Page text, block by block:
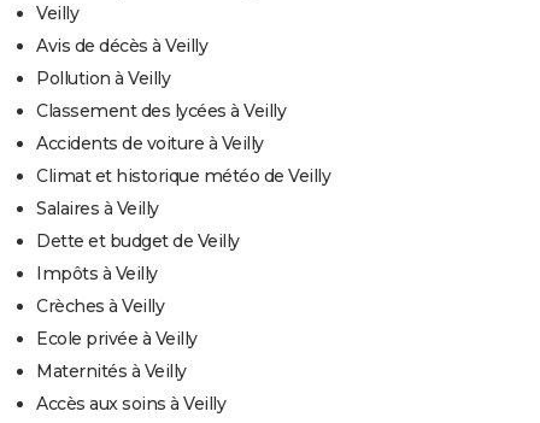
Veilly
Avis de décès à Veilly
Pollution à Veilly
Classement des lycées à Veilly
Accidents de voiture à Veilly
Climat et historique météo de Veilly
Salaires à Veilly
Dette et budget de Veilly
Impôts à Veilly
Crèches à Veilly
Ecole privée à Veilly
Maternités à Veilly
Accès aux soins à Veilly